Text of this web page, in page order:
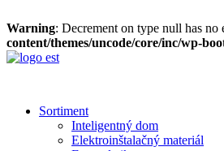
Warning: Decrement on type null has
content/themes/uncode/core/inc/wp-
Sortiment
Inteligentný dom
Elektroinštalačný materiál